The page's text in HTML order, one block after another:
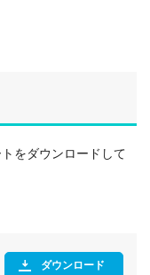
をダウンロードして
ダウンロード